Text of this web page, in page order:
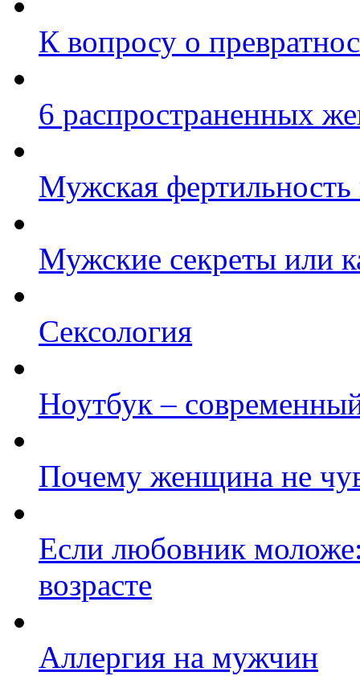
К вопросу о
6 распространенных
Мужская фертильность
Мужские секреты или
Сексология
Ноутбук –
Почему женщина не
Если любовник
возрасте
Аллергия на мужчин